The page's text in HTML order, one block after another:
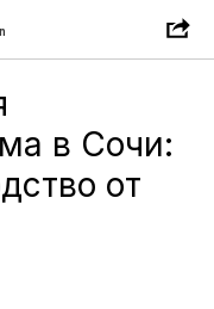
в Сочи:
от